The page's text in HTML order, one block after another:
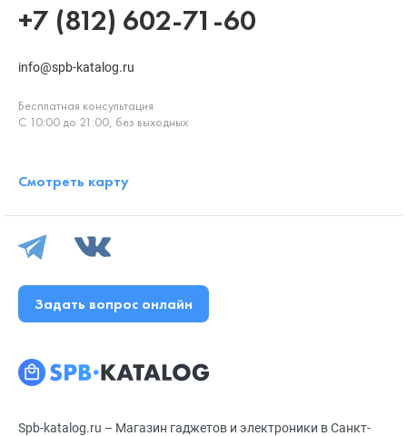
Spb-katalog.ru – Магазин гаджетов и электроники в Санкт-
+7 (812) 602-71-60
info@spb-katalog.ru
Бесплатная консультация
С 10:00 до 21:00, без выходных
Смотреть карту
Задать вопрос онлайн